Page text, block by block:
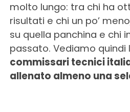
molto lungo: tra chi ha
risultati e chi un po’
su quella panchina e chi
passato. Vediamo quindi
commissari tecnici
allenato almeno una